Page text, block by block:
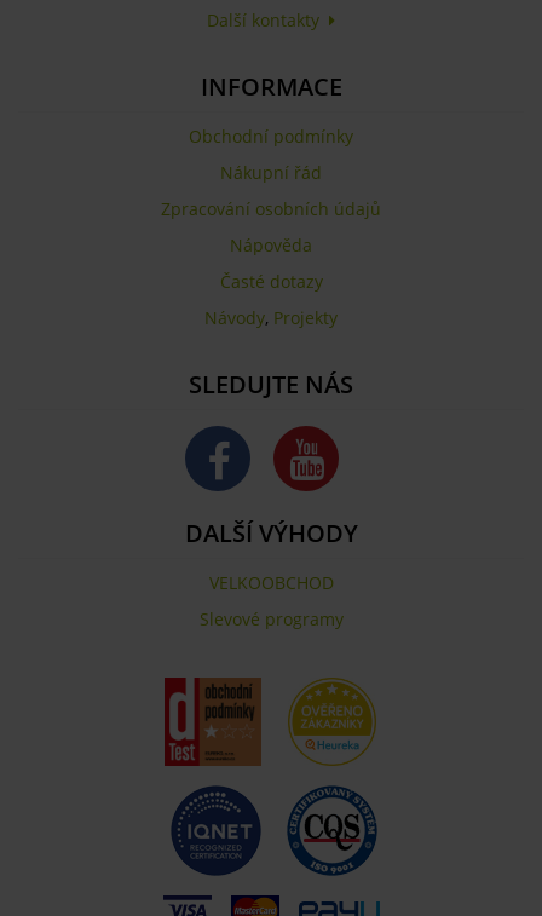
Další kontakty
INFORMACE
Obchodní podmínky
Nákupní řád
Zpracování osobních údajů
Nápověda
Časté dotazy
Návody, Projekty
SLEDUJTE NÁS
DALŠÍ VÝHODY
VELKOOBCHOD
Slevové programy